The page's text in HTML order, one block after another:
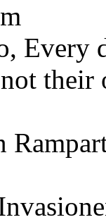
Every
their